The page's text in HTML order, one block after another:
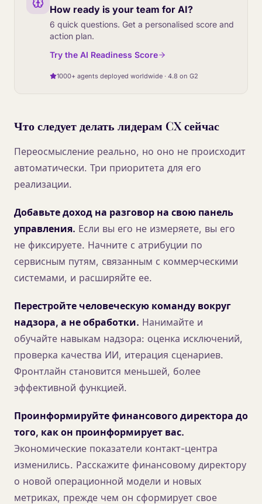
How ready is your team for AI?
6 quick questions. Get a personalised score and
action plan.
Try the AI Readiness Score
1000+ agents deployed worldwide · 4.8 on G2
Что следует делать лидерам CX сейчас
Переосмысление реально, но оно не происходит
автоматически. Три приоритета для его
реализации.
Добавьте доход на разговор на свою панель
управления. Если вы его не измеряете, вы его
не фиксируете. Начните с атрибуции по
сервисным путям, связанным с коммерческими
системами, и расширяйте ее.
Перестройте человеческую команду вокруг
надзора, а не обработки. Нанимайте и
обучайте навыкам надзора: оценка исключений,
проверка качества ИИ, итерация сценариев.
Фронтлайн становится меньшей, более
эффективной функцией.
Проинформируйте финансового директора до
того, как он проинформирует вас.
Экономические показатели контакт-центра
изменились. Расскажите финансовому директору
о новой операционной модели и новых
метриках, прежде чем он сформирует свое